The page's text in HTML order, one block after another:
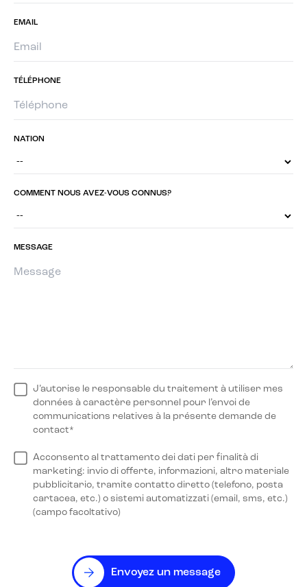
EMAIL
TÉLÉPHONE
NATION
COMMENT NOUS AVEZ-VOUS CONNUS?
MESSAGE
J’autorise le responsable du traitement à utiliser mes
données à caractère personnel pour l’envoi de
communications relatives à la présente demande de
contact*
Acconsento al trattamento dei dati per finalità di
marketing: invio di offerte, informazioni, altro materiale
pubblicitario, tramite contatto diretto (telefono, posta
cartacea, etc.) o sistemi automatizzati (email, sms, etc.)
(campo facoltativo)
Envoyez un message